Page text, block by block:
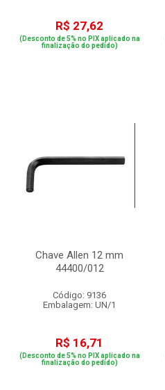
R$ 27,62
(Desconto de 5% no PIX aplicado na
finalização do pedido)
Chave Allen 12 mm
44400/012
Código: 9136
Embalagem: UN/1
R$ 16,71
(Desconto de 5% no PIX aplicado na
finalização do pedido)